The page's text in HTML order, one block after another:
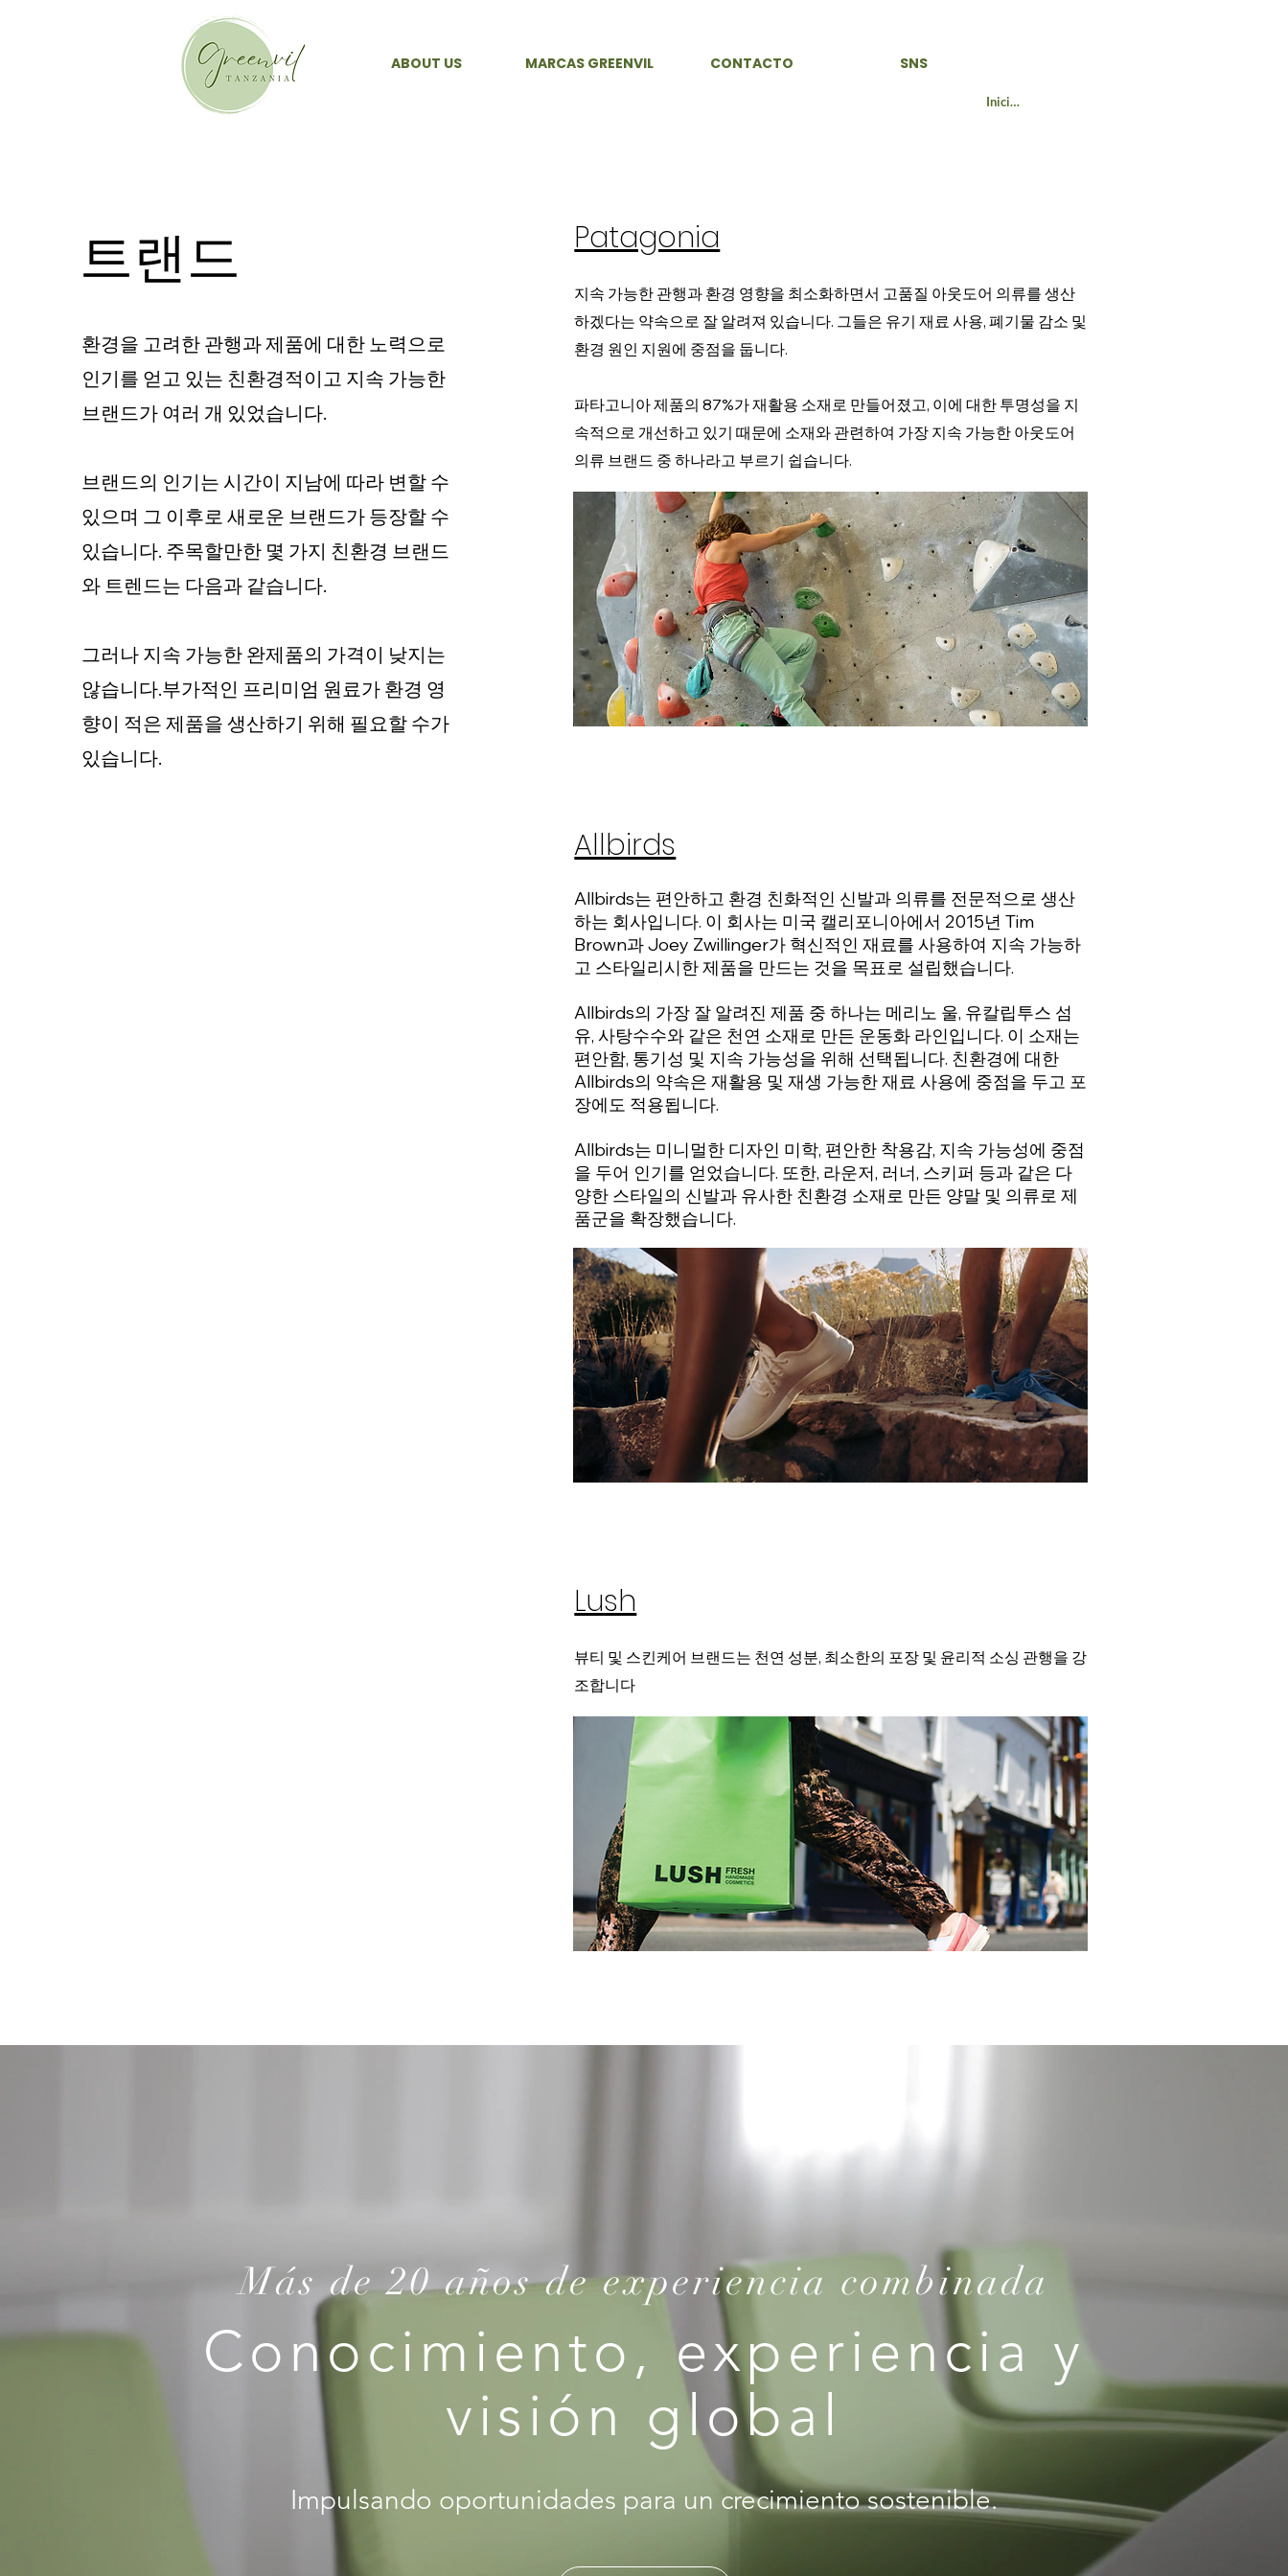
ABOUT US MARCAS GREENVIL CONTACTO SNS
Iniciar sesión
​트랜드
환경을 고려한 관행과 제품에 대한 노력으로
인기를 얻고 있는 친환경적이고 지속 가능한
브랜드가 여러 개 있었습니다.
브랜드의 인기는 시간이 지남에 따라 변할 수
있으며 그 이후로 새로운 브랜드가 등장할 수
있습니다. 주목할만한 몇 가지 친환경 브랜드
와 트렌드는 다음과 같습니다.
그러나 지속 가능한 완제품의 가격이 낮지는
않습니다.부가적인 프리미엄 원료가 환경 영
향이 적은 제품을 생산하기 위해 필요할 수가
있습니다.
Patagonia
지속 가능한 관행과 환경 영향을 최소화하면서 고품질 아웃도어 의류를 생산
하겠다는 약속으로 잘 알려져 있습니다. 그들은 유기 재료 사용, 폐기물 감소 및
환경 원인 지원에 중점을 둡니다.
파타고니아 제품의 87%가 재활용 소재로 만들어졌고, 이에 대한 투명성을 지
속적으로 개선하고 있기 때문에 소재와 관련하여 가장 지속 가능한 아웃도어
의류 브랜드 중 하나라고 부르기 쉽습니다.
Allbirds
Allbirds는 편안하고 환경 친화적인 신발과 의류를 전문적으로 생산
하는 회사입니다. 이 회사는 미국 캘리포니아에서 2015년 Tim
Brown과 Joey Zwillinger가 혁신적인 재료를 사용하여 지속 가능하
고 스타일리시한 제품을 만드는 것을 목표로 설립했습니다.
Allbirds의 가장 잘 알려진 제품 중 하나는 메리노 울, 유칼립투스 섬
유, 사탕수수와 같은 천연 소재로 만든 운동화 라인입니다. 이 소재는
편안함, 통기성 및 지속 가능성을 위해 선택됩니다. 친환경에 대한
Allbirds의 약속은 재활용 및 재생 가능한 재료 사용에 중점을 두고 포
장에도 적용됩니다.
Allbirds는 미니멀한 디자인 미학, 편안한 착용감, 지속 가능성에 중점
을 두어 인기를 얻었습니다. 또한, 라운저, 러너, 스키퍼 등과 같은 다
양한 스타일의 신발과 유사한 친환경 소재로 만든 양말 및 의류로 제
품군을 확장했습니다.
Lush
뷰티 및 스킨케어 브랜드는 천연 성분, 최소한의 포장 및 윤리적 소싱 관행을 강
조합니다
Más de 20 años de experiencia combinada
Conocimiento, experiencia y
visión global
Impulsando oportunidades para un crecimiento sostenible.